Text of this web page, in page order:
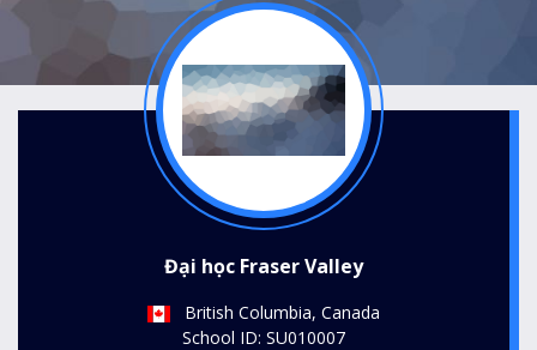
Đại học Fraser Valley
British Columbia, Canada
School ID: SU010007